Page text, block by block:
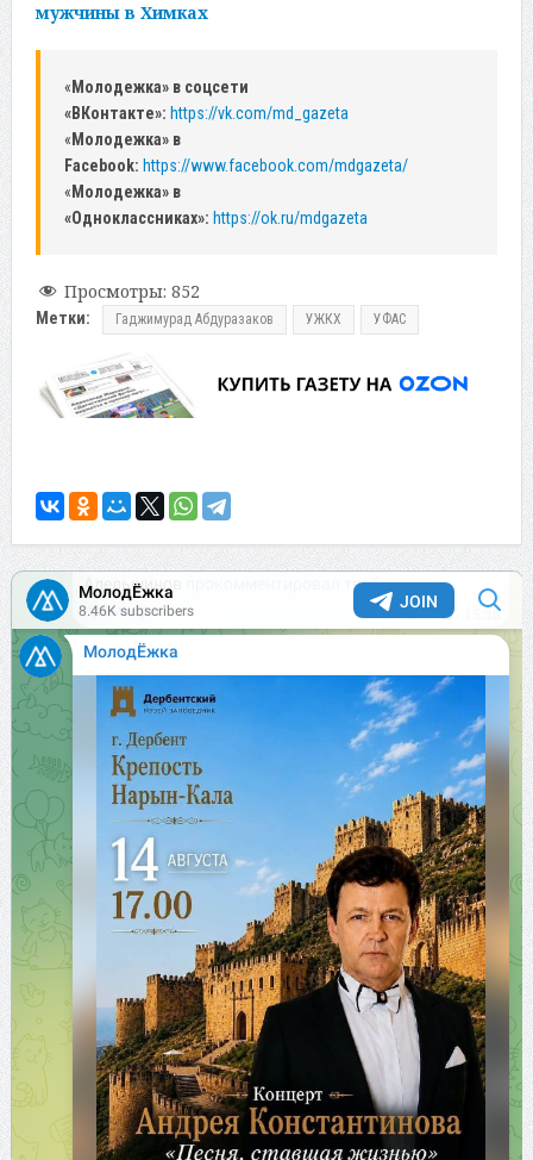
мужчины в Химках
« Молодежка» в соцсети
«ВКонтакте»: https://vk.com/md_gazeta
« Молодежка» в
Facebook: https://www.facebook.com/mdgazeta/
« Молодежка» в
«Одноклассниках»: https://ok.ru/mdgazeta
Просмотры: 852
Метки: Гаджимурад Абдуразаков УЖКХ УФАС